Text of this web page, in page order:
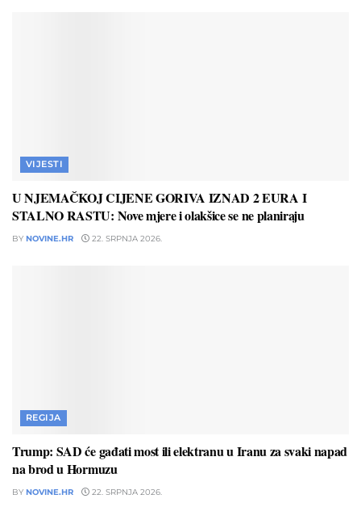
VIJESTI
U NJEMAČKOJ CIJENE GORIVA IZNAD 2 EURA I
STALNO RASTU: Nove mjere i olakšice se ne planiraju
BY NOVINE.HR 22. SRPNJA 2026.
REGIJA
Trump: SAD će gađati most ili elektranu u Iranu za svaki napad
na brod u Hormuzu
BY NOVINE.HR 22. SRPNJA 2026.